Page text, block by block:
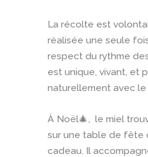
La récolte est
réalisée une seule
respect du rythme
est unique, vivant, et
naturellement avec le
À Noël🎄, le miel
sur une table de fête
cadeau. Il